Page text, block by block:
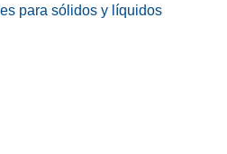
para sólidos y líquidos